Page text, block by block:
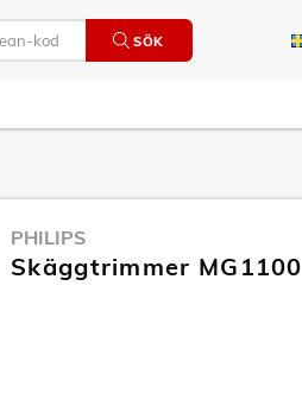
SÖK
PHILIPS
Skäggtrimmer MG1100